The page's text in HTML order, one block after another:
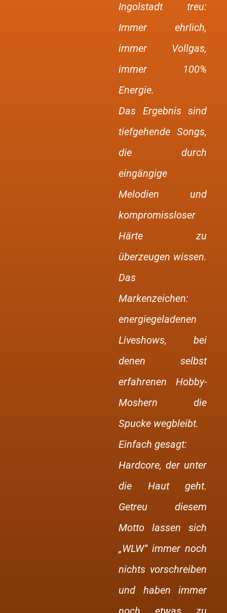
Ingolstadt treu:
Immer ehrlich,
immer Vollgas,
immer 100%
Energie.
Das Ergebnis sind
tiefgehende Songs,
die durch
eingängige
Melodien und
kompromissloser
Härte zu
überzeugen wissen.
Das
Markenzeichen:
energiegeladenen
Liveshows, bei
denen selbst
erfahrenen Hobby-
Moshern die
Spucke wegbleibt.
Einfach gesagt:
Hardcore, der unter
die Haut geht.
Getreu diesem
Motto lassen sich
„WLW“ immer noch
nichts vorschreiben
und haben immer